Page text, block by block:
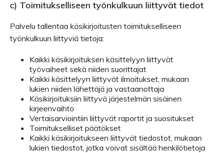
c) Toimitukselliseen työnkulkuun liittyvät tiedot
Palvelu tallentaa käsikirjoitusten toimitukselliseen
työnkulkuun liittyviä tietoja:
Kaikki käsikirjoituksen käsittelyyn liittyvät
työvaiheet sekä niiden suorittajat
Kaikki käsittelyyn liittyvät ilmoitukset, mukaan
lukien niiden lähettäjä ja vastaanottaja
Käsikirjoituksiin liittyvä järjestelmän sisäinen
kirjeenvaihto
Vertaisarviointiin liittyvät raportit ja suositukset
Toimitukselliset päätökset
Kaikki käsikirjoitukseen liittyvät tiedostot, mukaan
lukien tiedostot, jotka voivat sisältää henkilötietoja